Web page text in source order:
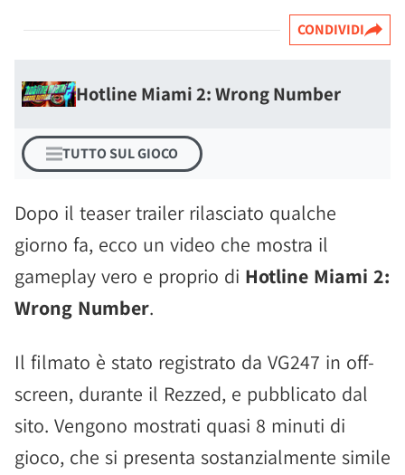
CONDIVIDI
Hotline Miami 2: Wrong Number
TUTTO SUL GIOCO
Dopo il teaser trailer rilasciato qualche
giorno fa, ecco un video che mostra il
gameplay vero e proprio di Hotline Miami 2:
Wrong Number.
Il filmato è stato registrato da VG247 in off-
screen, durante il Rezzed, e pubblicato dal
sito. Vengono mostrati quasi 8 minuti di
gioco, che si presenta sostanzialmente simile